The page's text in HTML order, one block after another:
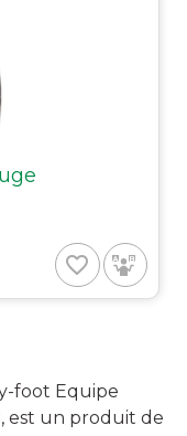
favorite_border
foot Equipe
est un produit de